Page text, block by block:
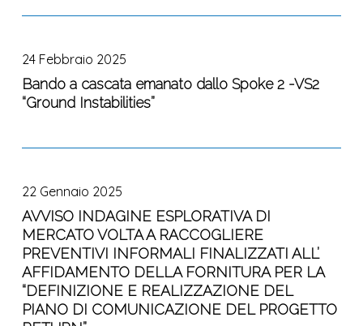
Risk
sciEnce
for
changiNgc
limate
-
RETURN”,
nella
gestione
di
cascata
emanato
dallo
“Ground
Instabilities”
24 Febbraio 2025
Bando a cascata emanato dallo Spoke 2 -VS2
“Ground Instabilities”
ESPLORATIVA
DI
MERCATO
VOLTA
A
RACCOGLIERE
PREVENTIVI
22 Gennaio 2025
AVVISO INDAGINE ESPLORATIVA DI
MERCATO VOLTA A RACCOGLIERE
PREVENTIVI INFORMALI FINALIZZATI ALL’
AFFIDAMENTO DELLA FORNITURA PER LA
“DEFINIZIONE E REALIZZAZIONE DEL
PIANO DI COMUNICAZIONE DEL PROGETTO